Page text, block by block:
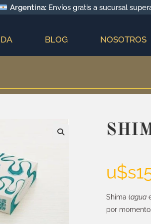
Argentina:Envíos gratis a sucursal
BLOG NOSOTROS
u$s
Shima (agua
por